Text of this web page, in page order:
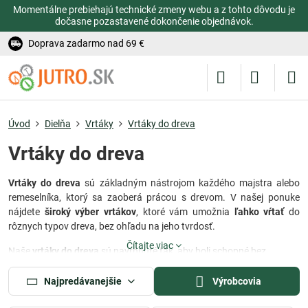
Momentálne prebiehajú technické zmeny webu a z tohto dôvodu je
dočasne pozastavené dokončenie objednávok.
Doprava zadarmo nad 69 €
Úvod Dielňa Vrtáky Vrtáky do dreva
Vrtáky do dreva
Vrtáky do dreva sú základným nástrojom každého majstra alebo
remeselníka, ktorý sa zaoberá prácou s drevom. V našej ponuke
nájdete široký výber vrtákov, ktoré vám umožnia ľahko vŕtaťdo
rôznych typov dreva, bez ohľadu na jeho tvrdosť.
Naše vrtáky do dreva sú navrhnuté tak, aby boli schopné bez
problémov prenikaťdo mäkkého aj tvrdého dreva, preglejky,
drevotrieskya iné druhy drevoviny. Sú k dispozícii vo všetkých
potrebných veľkostiach a tvaroch, aby ste si mohli vybrať ten
Čítajte viac
Najpredávanejšie Výrobcovia